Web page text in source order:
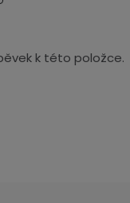
k této položce.